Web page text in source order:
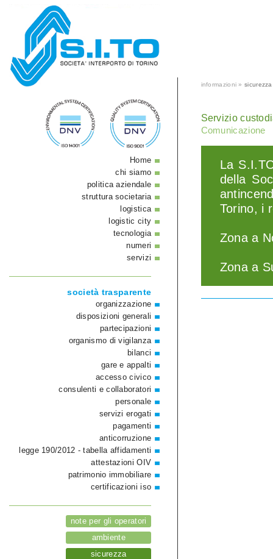
Home
chi siamo
politica aziendale
struttura societaria
logistica
logistic city
tecnologia
numeri
servizi
società trasparente
organizzazione
disposizioni generali
partecipazioni
organismo di vigilanza
bilanci
gare e appalti
accesso civico
consulenti e collaboratori
personale
servizi erogati
pagamenti
anticorruzione
legge 190/2012 - tabella affidamenti
attestazioni OIV
patrimonio immobiliare
certificazioni iso
note per gli operatori
ambiente
sicurezza
informazioni »
Servizio
Comunicazione
La
della
Torino, i
Zona a
Zona a